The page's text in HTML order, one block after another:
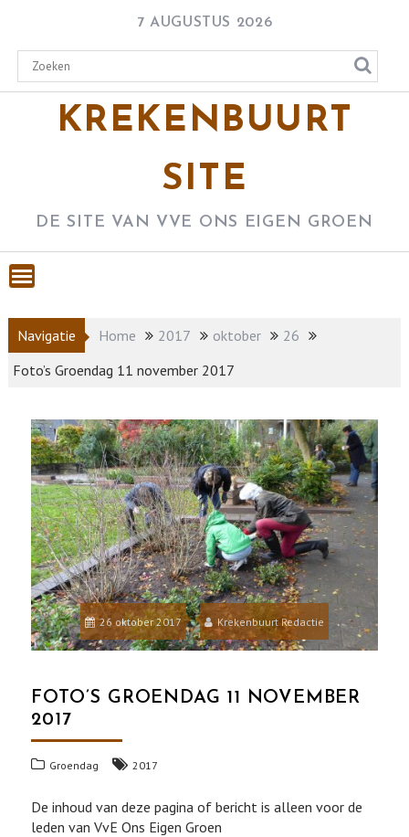
content
7 AUGUSTUS 2026
KREKENBUURT
SITE
DE SITE VAN VVE ONS EIGEN GROEN
Navigatie Home 2017 oktober
26
Foto’s Groendag 11 november 2017
26 oktober 2017 Krekenbuurt Redactie
FOTO’S GROENDAG 11 NOVEMBER
2017
Groendag 2017
De inhoud van deze pagina of bericht is alleen voor de
leden van VvE Ons Eigen Groen